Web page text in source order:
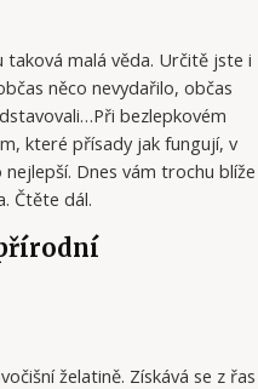
taková malá věda. Určitě jste i
něco nevydařilo, občas
bezlepkovém
které přísady jak fungují, v
Dnes vám trochu blíže
Čtěte dál.
želatině. Získává se z řas